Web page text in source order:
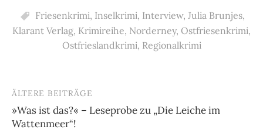
Friesenkrimi, Inselkrimi, Interview, Julia Brunjes,
Klarant Verlag, Krimireihe, Norderney, Ostfriesenkrimi,
Ostfrieslandkrimi, Regionalkrimi
Beitragsnavigation
ÄLTERE BEITRÄGE
»Was ist das?« – Leseprobe zu „Die Leiche im
Wattenmeer“!